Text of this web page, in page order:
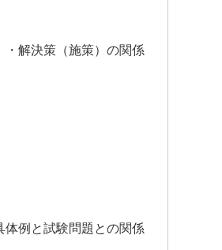
・解決策（施策）の関係
例と試験問題との関係